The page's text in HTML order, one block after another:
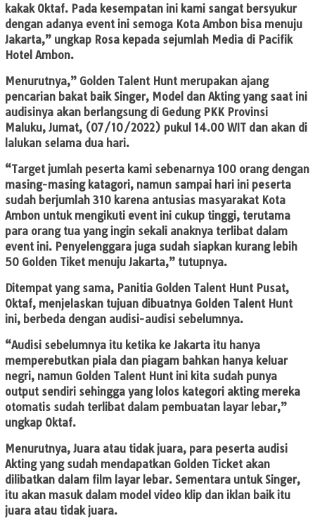
kakak Oktaf. Pada kesempatan ini kami sangat bersyukur
dengan adanya event ini semoga Kota Ambon bisa menuju
Jakarta,” ungkap Rosa kepada sejumlah Media di Pacifik
Hotel Ambon.
Menurutnya,” Golden Talent Hunt merupakan ajang
pencarian bakat baik Singer, Model dan Akting yang saat ini
audisinya akan berlangsung di Gedung PKK Provinsi
Maluku, Jumat, (07/10/2022) pukul 14.00 WIT dan akan di
lalukan selama dua hari.
“Target jumlah peserta kami sebenarnya 100 orang dengan
masing-masing katagori, namun sampai hari ini peserta
sudah berjumlah 310 karena antusias masyarakat Kota
Ambon untuk mengikuti event ini cukup tinggi, terutama
para orang tua yang ingin sekali anaknya terlibat dalam
event ini. Penyelenggara juga sudah siapkan kurang lebih
50 Golden Tiket menuju Jakarta,” tutupnya.
Ditempat yang sama, Panitia Golden Talent Hunt Pusat,
Oktaf, menjelaskan tujuan dibuatnya Golden Talent Hunt
ini, berbeda dengan audisi-audisi sebelumnya.
“Audisi sebelumnya itu ketika ke Jakarta itu hanya
memperebutkan piala dan piagam bahkan hanya keluar
negri, namun Golden Talent Hunt ini kita sudah punya
output sendiri sehingga yang lolos kategori akting mereka
otomatis sudah terlibat dalam pembuatan layar lebar,”
ungkap Oktaf.
Menurutnya, Juara atau tidak juara, para peserta audisi
Akting yang sudah mendapatkan Golden Ticket akan
dilibatkan dalam film layar lebar. Sementara untuk Singer,
itu akan masuk dalam model video klip dan iklan baik itu
juara atau tidak juara.